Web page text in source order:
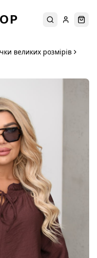
ПошукУвійти
великих розмірів